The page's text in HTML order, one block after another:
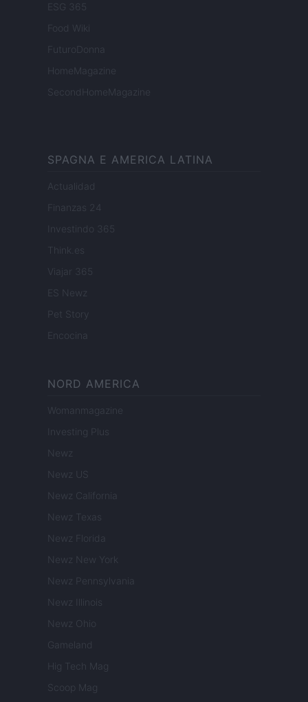
ESG 365
Food Wiki
FuturoDonna
HomeMagazine
SecondHomeMagazine
SPAGNA E AMERICA LATINA
Actualidad
Finanzas 24
Investindo 365
Think.es
Viajar 365
ES Newz
Pet Story
Encocina
NORD AMERICA
Womanmagazine
Investing Plus
Newz
Newz US
Newz California
Newz Texas
Newz Florida
Newz New York
Newz Pennsylvania
Newz Illinois
Newz Ohio
Gameland
Hig Tech Mag
Scoop Mag